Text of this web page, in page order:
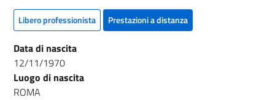
Libero professionista Prestazioni a distanza
Data di nascita
12/11/1970
Luogo di nascita
ROMA